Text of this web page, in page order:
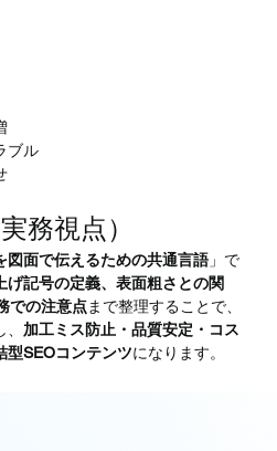
ブル
務視点）
図面で伝えるための共通言語 」で
げ記号の定義、表面粗さとの関
での注意点まで整理することで、
加工ミス防止・品質安定・コス
型SEOコンテンツになります。